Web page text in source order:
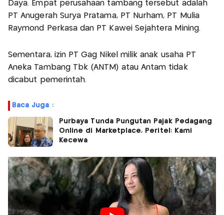
Daya. Empat perusahaan tambang tersebut adalah
PT Anugerah Surya Pratama, PT Nurham, PT Mulia
Raymond Perkasa dan PT Kawei Sejahtera Mining.
Sementara, izin PT Gag Nikel milik anak usaha PT
Aneka Tambang Tbk (ANTM) atau Antam tidak
dicabut pemerintah.
Baca Juga :
Purbaya Tunda Pungutan Pajak Pedagang
Online di Marketplace, Peritel: Kami
Kecewa